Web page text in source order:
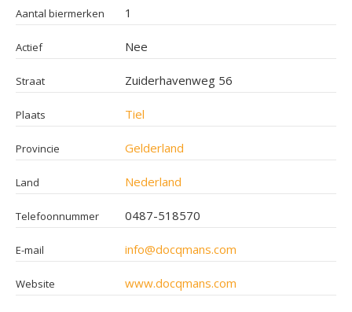
Aantal biermerken 1
Actief Nee
Straat Zuiderhavenweg 56
Plaats Tiel
Provincie Gelderland
Land Nederland
Telefoonnummer 0487-518570
E-mail info@docqmans.com
Website www.docqmans.com